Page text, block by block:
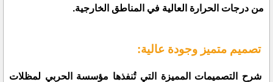
من درجات الحرارة العالية في المناطق الخارجية.
تصميم متميز وجودة عالية:
شرح التصميمات المميزة التي تُنفذها مؤسسة الحربي لمظلات